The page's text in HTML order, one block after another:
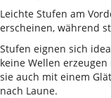
Leichte Stufen am
erscheinen, während
Stufen eignen sich
keine Wellen
sie auch mit einem
nach Laune.